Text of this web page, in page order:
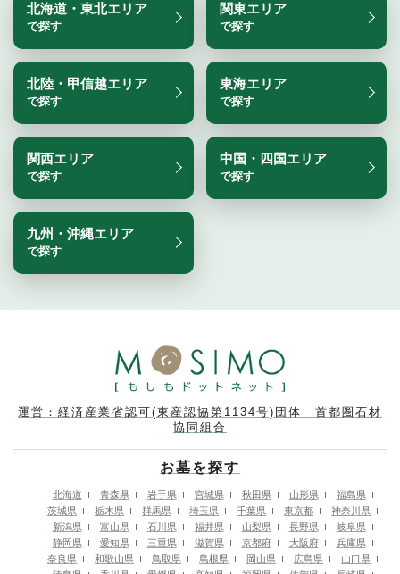
北海道・東北エリア
で探す
関東エリア
で探す
北陸・甲信越エリア
で探す
東海エリア
で探す
関西エリア
で探す
中国・四国エリア
で探す
九州・沖縄エリア
で探す
運営：経済産業省認可(東産認協第1134号)団体 首都圏石材
協同組合
お墓を探す
北海道 青森県 岩手県 宮城県 秋田県 山形県
福島県
茨城県
栃木県 群馬県 埼玉県 千葉県 東京都
神奈川県
新潟県
富山県 石川県 福井県 山梨県 長野県
岐阜県
静岡県
愛知県 三重県 滋賀県 京都府 大阪府
兵庫県
奈良県
和歌山県 鳥取県 島根県 岡山県 広島県
山口県